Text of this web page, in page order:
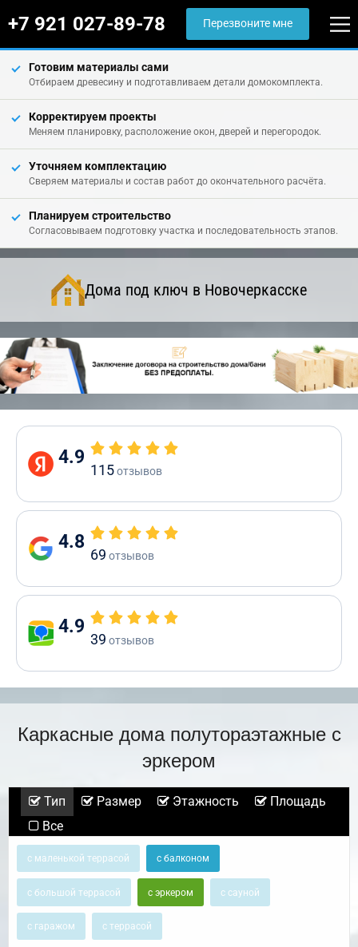
+7 921 027-89-78 Перезвоните мне
Готовим материалы сами
Отбираем древесину и подготавливаем детали домокомплекта.
Корректируем проекты
Меняем планировку, расположение окон, дверей и перегородок.
Уточняем комплектацию
Сверяем материалы и состав работ до окончательного расчёта.
Планируем строительство
Согласовываем подготовку участка и последовательность этапов.
Дома под ключ в Новочеркасске
4.9
115отзывов
4.8
69 отзывов
4.9
39 отзывов
Каркасные дома полутораэтажные с
эркером
Тип Размер Этажность
Площадь
Все
с маленькой террасой с балконом
с большой террасой с эркером с сауной
с гаражом с террасой